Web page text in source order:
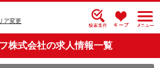
ア変更
株式会社の求人情報一覧